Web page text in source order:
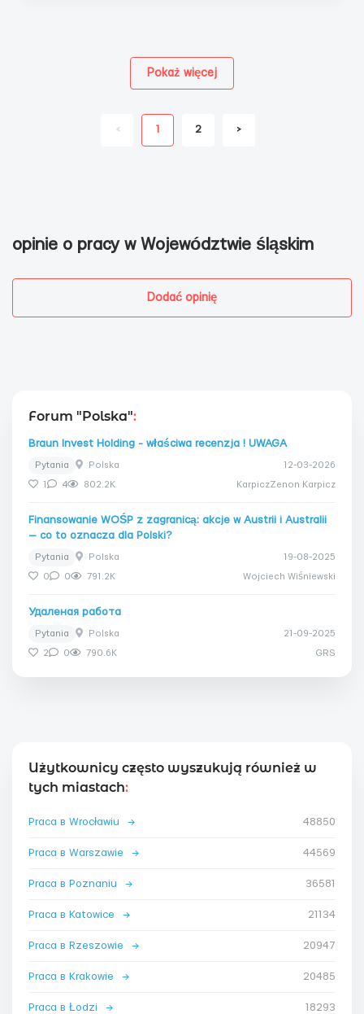
< 1 2 >
Pokaż więcej
opinie o pracy w Województwie śląskim
Dodać opinię
Forum "Polska":
Braun Invest Holding - właściwa recenzja ! UWAGA
Pytania Polska 12-03-2026
1 4 802.2K KarpiczZenon Karpicz
Finansowanie WOŚP z zagranicą: akcje w Austrii i Australii
— co to oznacza dla Polski?
Pytania Polska 19-08-2025
0 0 791.2K Wojciech Wiśniewski
Удаленая работа
Pytania Polska 21-09-2025
2 0 790.6K GRS
Użytkownicy często wyszukują również w
tych miastach:
Praca в Wrocławiu → 48850
Praca в Warszawie → 44569
Praca в Poznaniu → 36581
Praca в Katowice → 21134
Praca в Rzeszowie → 20947
Praca в Krakowie → 20485
Praca в Łodzi → 18293